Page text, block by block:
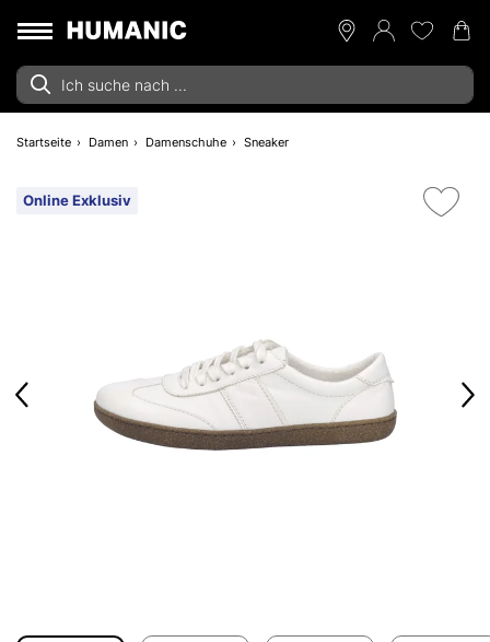
Startseite Damen Damenschuhe Sneaker
Online Exklusiv